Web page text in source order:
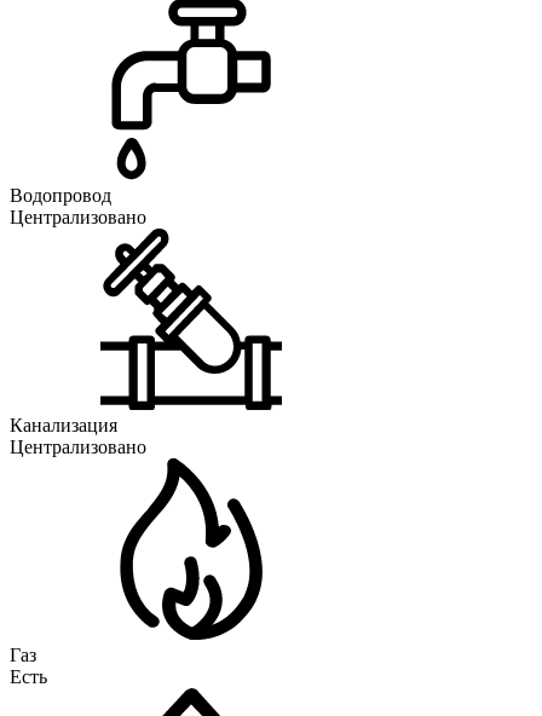
Водопровод
Централизовано
Канализация
Централизовано
Газ
Есть